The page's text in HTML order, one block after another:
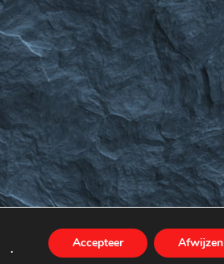
. Accepteer Afwijzen
MEER INFORMATIE